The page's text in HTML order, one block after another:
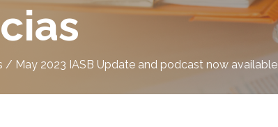
/ May 2023 IASB Update and podcast now available